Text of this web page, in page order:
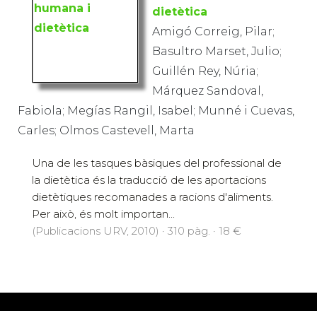
dietètica
Amigó Correig, Pilar;
Basultro Marset, Julio;
Guillén Rey, Núria;
Márquez Sandoval,
Fabiola; Megías Rangil, Isabel; Munné i Cuevas,
Carles; Olmos Castevell, Marta
Una de les tasques bàsiques del professional de
la dietètica és la traducció de les aportacions
dietètiques recomanades a racions d'aliments.
Per això, és molt importan...
(Publicacions URV, 2010) · 310 pàg. · 18 €